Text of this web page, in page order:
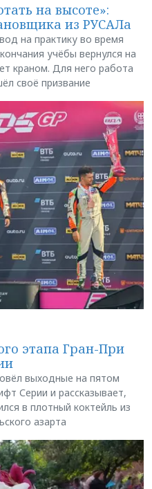
на высоте»:
из РУСАЛа
на практику во время
учёбы вернулся на
краном. Для него работа
своё призвание
этапа Гран-При
выходные на пятом
Серии и рассказывает,
в плотный коктейль из
азарта